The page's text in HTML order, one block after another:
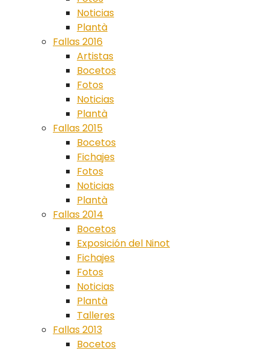
Noticias
Plantà
Fallas 2016
Artistas
Bocetos
Fotos
Noticias
Plantà
Fallas 2015
Bocetos
Fichajes
Fotos
Noticias
Plantà
Fallas 2014
Bocetos
Exposición del Ninot
Fichajes
Fotos
Noticias
Plantà
Talleres
Fallas 2013
Bocetos